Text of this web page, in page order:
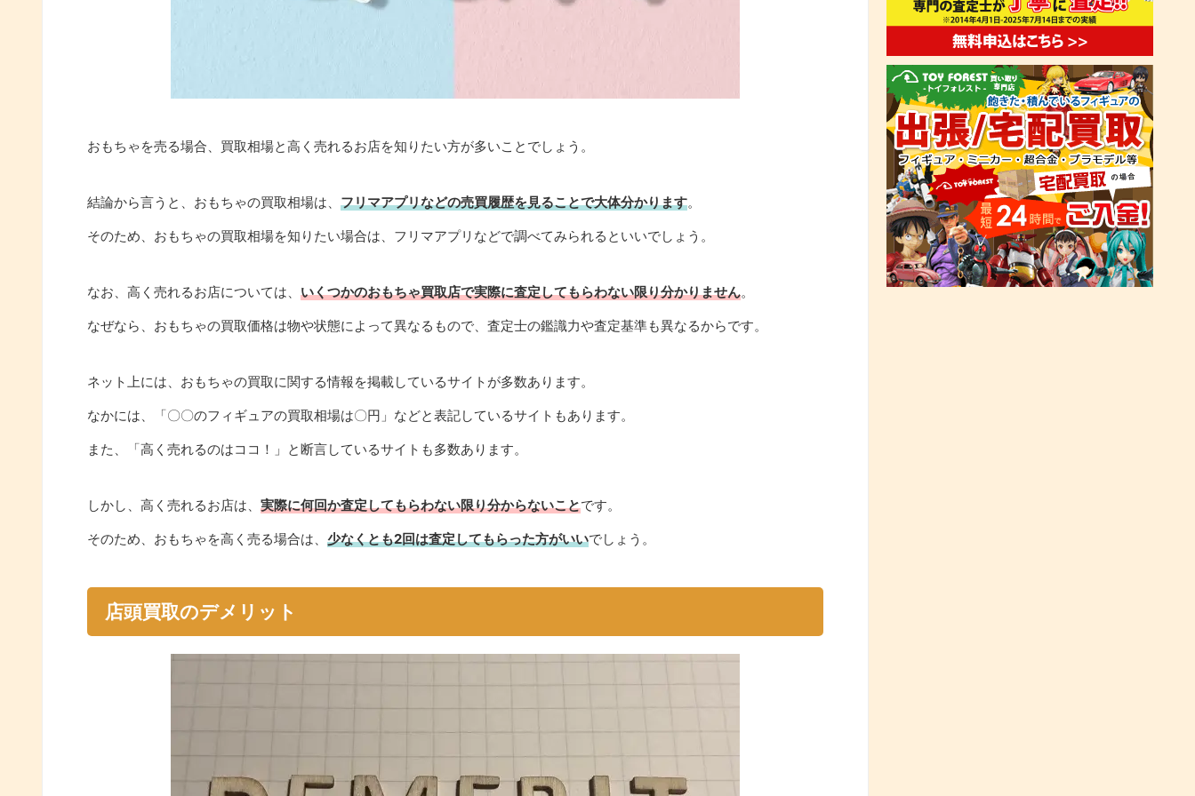
おもちゃを売る場合、買取相場と高く売れるお店を知りたい方が多いことでしょう。
結論から言うと、おもちゃの買取相場は、 フリマアプリなどの売買履歴を見ることで大体分かります。
そのため、おもちゃの買取相場を知りたい場合は、フリマアプリなどで調べてみられるといいでしょう。
なお、高く売れるお店については、 いくつかのおもちゃ買取店で実際に査定してもらわない限り分かりません。
なぜなら、おもちゃの買取価格は物や状態によって異なるもので、査定士の鑑識力や査定基準も異なるからです。
ネット上には、おもちゃの買取に関する情報を掲載しているサイトが多数あります。
なかには、「〇〇のフィギュアの買取相場は〇円」などと表記しているサイトもあります。
また、「高く売れるのはココ！」と断言しているサイトも多数あります。
しかし、高く売れるお店は、 実際に何回か査定してもらわない限り分からないことです。
そのため、おもちゃを高く売る場合は、 少なくとも2回は査定してもらった方がいいでしょう。
店頭買取のデメリット